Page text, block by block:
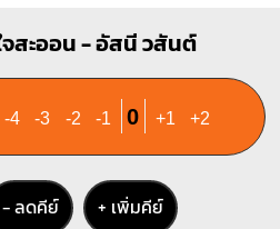
สะออน - อัสนี วสันต์
-4 -3 -2 -1 0 +1 +2
− ลดคีย์ + เพิ่มคีย์